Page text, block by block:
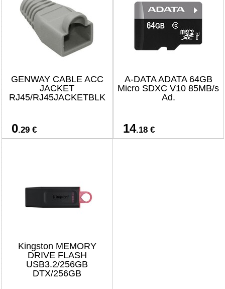
GENWAY CABLE ACC
JACKET
RJ45/RJ45JACKETBLK
0.29 €
A-DATA ADATA 64GB
Micro SDXC V10 85MB/s
Ad.
14.18 €
Kingston MEMORY
DRIVE FLASH
USB3.2/256GB
DTX/256GB